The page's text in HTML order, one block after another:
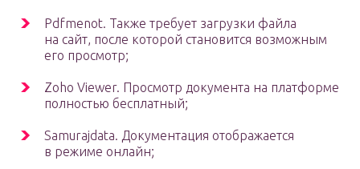
Pdfmenot. Также требует загрузки файла
на сайт, после которой становится возможным
его просмотр;
Zoho Viewer. Просмотр документа на платформе
полностью бесплатный;
Samurajdata. Документация отображается
в режиме онлайн;